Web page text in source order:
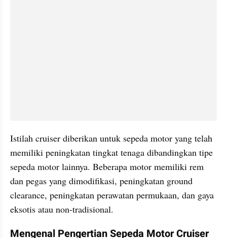
Istilah cruiser diberikan untuk sepeda motor yang telah
memiliki peningkatan tingkat tenaga dibandingkan tipe
sepeda motor lainnya. Beberapa motor memiliki rem
dan pegas yang dimodifikasi, peningkatan ground
clearance, peningkatan perawatan permukaan, dan gaya
eksotis atau non-tradisional.
Mengenal Pengertian Sepeda Motor Cruiser